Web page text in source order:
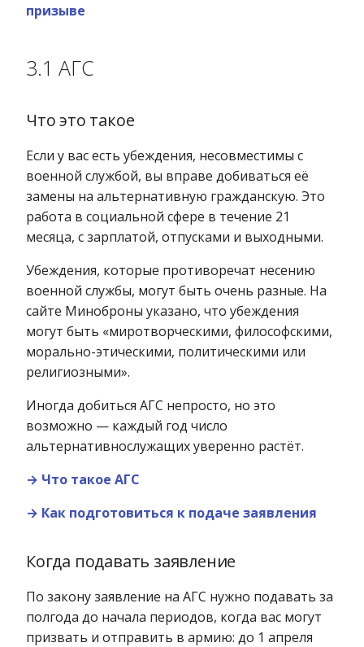
призыве
3.1 АГС
Что это такое
Если у вас есть убеждения, несовместимы с
военной службой, вы вправе добиваться её
замены на альтернативную гражданскую. Это
работа в социальной сфере в течение 21
месяца, с зарплатой, отпусками и выходными.
Убеждения, которые противоречат несению
военной службы, могут быть очень разные. На
сайте Миноброны указано, что убеждения
могут быть «миротворческими, философскими,
морально-этическими, политическими или
религиозными».
Иногда добиться АГС непросто, но это
возможно — каждый год число
альтернативнослужащих уверенно растёт.
→ Что такое АГС
→ Как подготовиться к подаче заявления
Когда подавать заявление
По закону заявление на АГС нужно подавать за
полгода до начала периодов, когда вас могут
призвать и отправить в армию: до 1 апреля